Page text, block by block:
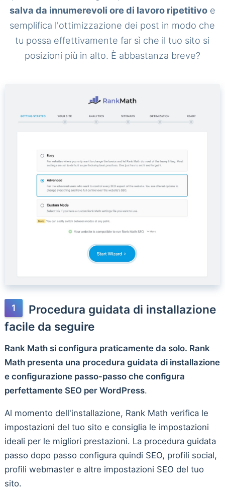
salva da innumerevoli ore di lavoro ripetitivoe
semplifica l'ottimizzazione dei post in modo che
tu possa effettivamente far sì che il tuo sito si
posizioni più in alto. È abbastanza breve?
Procedura guidata di installazione
facile da seguire
Rank Math si configura praticamente da solo. Rank
Math presenta una procedura guidata di installazione
e configurazione passo-passo che configura
perfettamente SEO per WordPress.
Al momento dell'installazione, Rank Math verifica le
impostazioni del tuo sito e consiglia le impostazioni
ideali per le migliori prestazioni. La procedura guidata
passo dopo passo configura quindi SEO, profili social,
profili webmaster e altre impostazioni SEO del tuo
sito.